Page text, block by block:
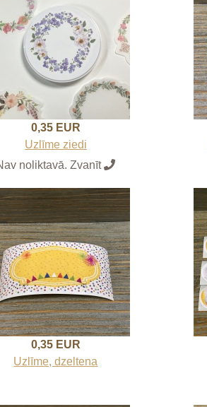
0,35 EUR
Uzlīme ziedi
noliktavā. Zvanīt
0,35 EUR
Uzlīme, dzeltena